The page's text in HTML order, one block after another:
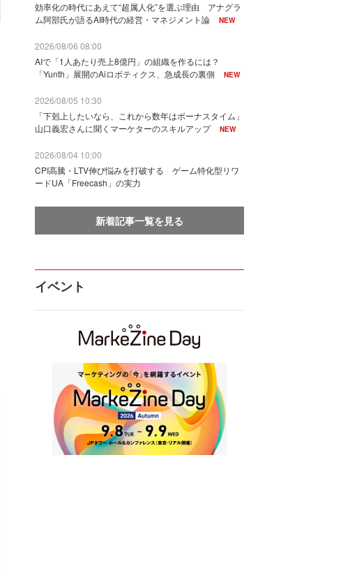
効率化の時代にあえて“超属人化”を選ぶ理由 アナグラ
ム阿部氏が語るAI時代の経営・マネジメント論
NEW
2026/08/06 08:00
AIで「1人あたり売上8億円」の組織を作るには？
「Yunth」展開のAiロボティクス、急成長の裏側
NEW
2026/08/05 10:30
「下剋上したいなら、これから数年はボーナスタイム」
山口義宏さんに聞くマーケターのスキルアップ
NEW
2026/08/04 10:00
CPI高騰・LTV伸び悩みを打破する ゲーム特化型リワ
ードUA「Freecash」の実力
新着記事一覧を見る
イベント